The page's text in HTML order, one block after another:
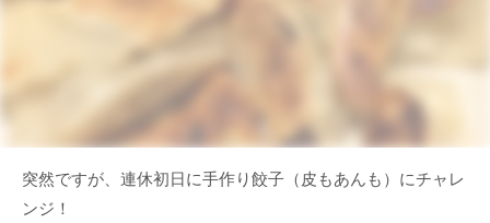
突然ですが、連休初日に手作り餃子（皮もあんも）にチャレ
ンジ！